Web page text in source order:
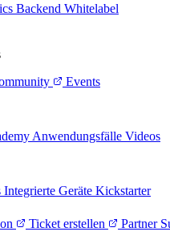
Backend Whitelabel
Events
Anwendungsfälle Videos
Integrierte Geräte Kickstarter
Ticket erstellen Partner